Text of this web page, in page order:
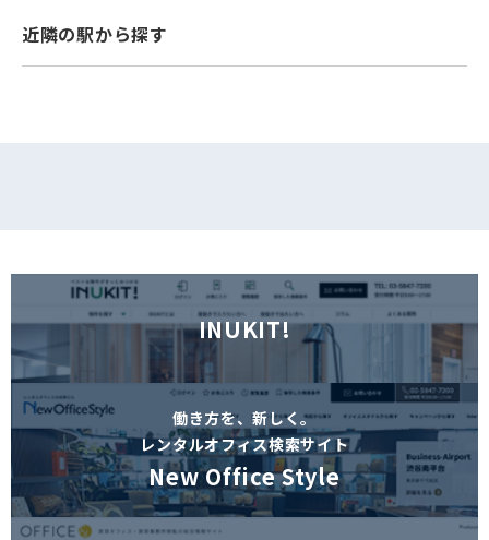
近隣の駅から探す
INUKIT!
働き方を、新しく。
レンタルオフィス検索サイト
New Office Style